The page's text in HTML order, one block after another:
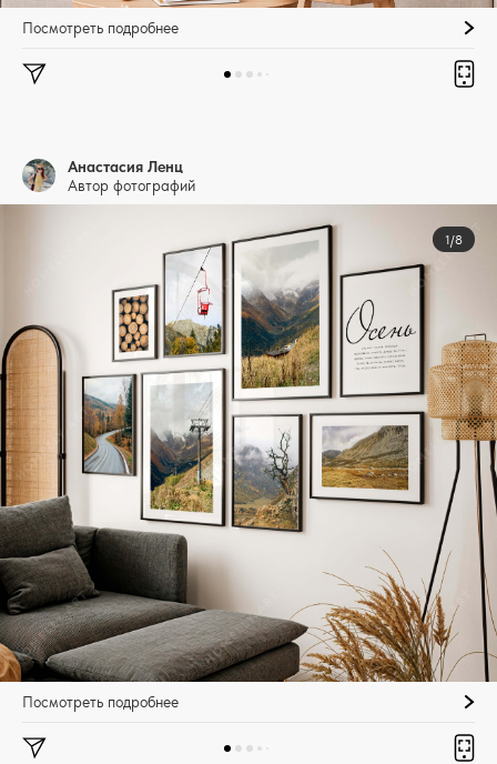
Посмотреть подробнее
Анастасия Ленц
Автор фотографий
1/8
Посмотреть подробнее